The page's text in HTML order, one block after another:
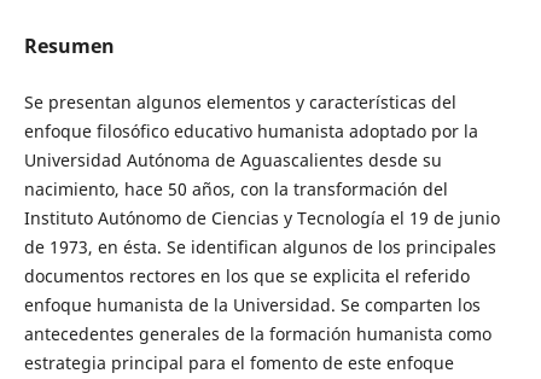
Resumen
Se presentan algunos elementos y características del
enfoque filosófico educativo humanista adoptado por la
Universidad Autónoma de Aguascalientes desde su
nacimiento, hace 50 años, con la transformación del
Instituto Autónomo de Ciencias y Tecnología el 19 de junio
de 1973, en ésta. Se identifican algunos de los principales
documentos rectores en los que se explicita el referido
enfoque humanista de la Universidad. Se comparten los
antecedentes generales de la formación humanista como
estrategia principal para el fomento de este enfoque